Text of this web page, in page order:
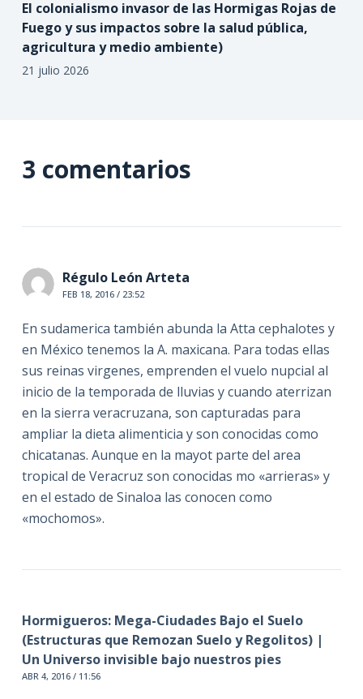
El colonialismo invasor de las Hormigas Rojas de
Fuego y sus impactos sobre la salud pública,
agricultura y medio ambiente)
21 julio 2026
3 comentarios
Régulo León Arteta
FEB 18, 2016 / 23:52
En sudamerica también abunda la Atta cephalotes y
en México tenemos la A. maxicana. Para todas ellas
sus reinas virgenes, emprenden el vuelo nupcial al
inicio de la temporada de lluvias y cuando aterrizan
en la sierra veracruzana, son capturadas para
ampliar la dieta alimenticia y son conocidas como
chicatanas. Aunque en la mayot parte del area
tropical de Veracruz son conocidas mo «arrieras» y
en el estado de Sinaloa las conocen como
«mochomos».
Hormigueros: Mega-Ciudades Bajo el Suelo
(Estructuras que Remozan Suelo y Regolitos) |
Un Universo invisible bajo nuestros pies
ABR 4, 2016 / 11:56